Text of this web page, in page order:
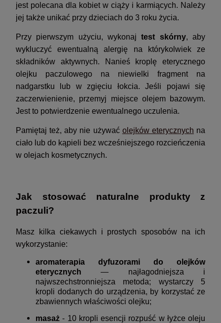
jest polecana dla kobiet w ciąży i karmiących. Należy
jej także unikać przy dzieciach do 3 roku życia.
Przy pierwszym użyciu, wykonajtest skórny, aby
wykluczyć ewentualną alergię na którykolwiek ze
składników aktywnych. Nanieś kroplę eterycznego
olejku paczulowego na niewielki fragment na
nadgarstku lub w zgięciu łokcia. Jeśli pojawi się
zaczerwienienie, przemyj miejsce olejem bazowym.
Jest to potwierdzenie ewentualnego uczulenia.
Pamiętaj też, aby nie używać olejków eterycznych na
ciało lub do kąpieli bez wcześniejszego rozcieńczenia
w olejach kosmetycznych.
Jak stosować naturalne produkty z
paczuli?
Masz kilka ciekawych i prostych sposobów na ich
wykorzystanie:
aromaterapia dyfuzorami do olejków
eterycznych — najłagodniejsza i
najwszechstronniejsza metoda; wystarczy 5
kropli dodanych do urządzenia, by korzystać ze
zbawiennych właściwości olejku;
masaż- 10 kropli esencji rozpuść w łyżce oleju